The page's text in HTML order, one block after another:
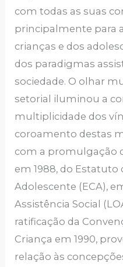
com todas as suas
principalmente para
crianças e dos
dos paradigmas
sociedade. O olhar
setorial iluminou a
multiplicidade dos
coroamento destas
com a promulgação
em 1988, do Estatuto
Adolescente (ECA),
Assistência Social
ratificação da
Criança em 1990,
relação às